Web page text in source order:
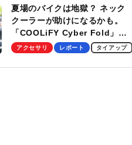
夏場のバイクは地獄？ ネック
クーラーが助けになるかも。
「COOLiFY Cyber Fold」レ
ビュー。冷却の速さ、密着する
性がグッド！
アクセサリ レポート タイアップ